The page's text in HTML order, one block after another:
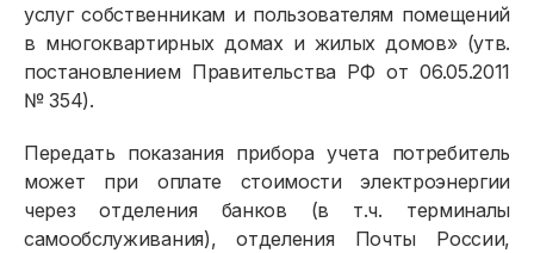
услуг собственникам и пользователям помещений
в многоквартирных домах и жилых домов» (утв.
постановлением Правительства РФ от 06.05.2011
№ 354).
Передать показания прибора учета потребитель
может при оплате стоимости электроэнергии
через отделения банков (в т.ч. терминалы
самообслуживания), отделения Почты России,
Должникам
Онлайн-сервисы